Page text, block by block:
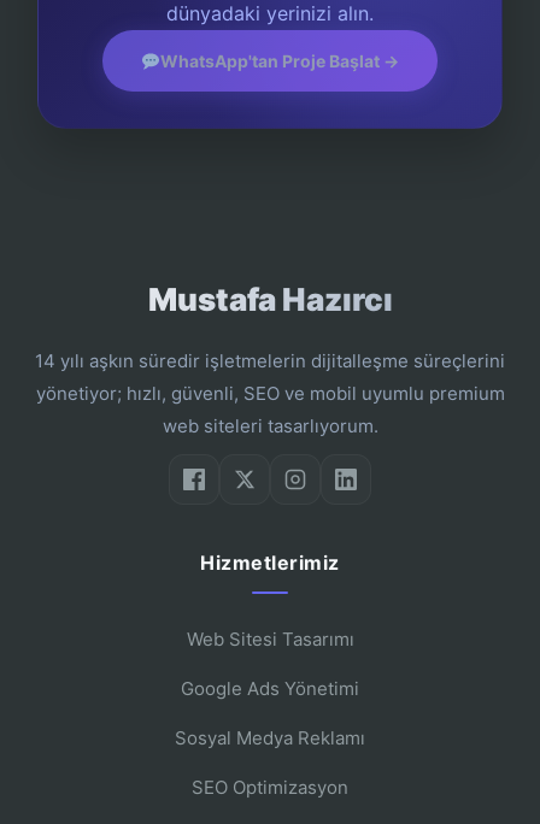
dünyadaki yerinizi alın.
WhatsApp'tan Proje Başlat →
Mustafa Hazırcı
14 yılı aşkın süredir işletmelerin dijitalleşme süreçlerini
yönetiyor; hızlı, güvenli, SEO ve mobil uyumlu premium
web siteleri tasarlıyorum.
Hizmetlerimiz
Web Sitesi Tasarımı
Google Ads Yönetimi
Sosyal Medya Reklamı
SEO Optimizasyon